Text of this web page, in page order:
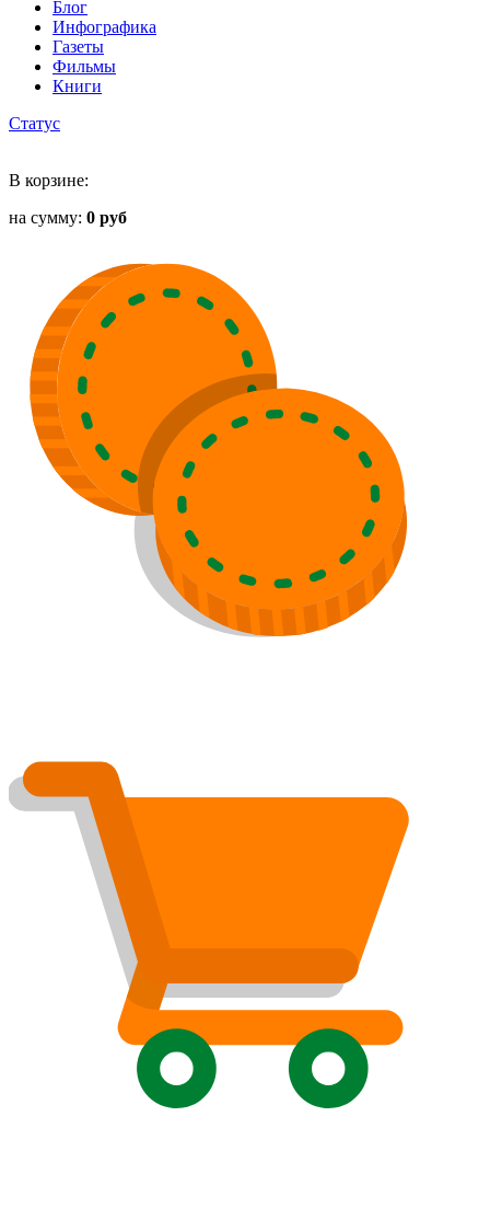
Блог
Инфографика
Газеты
Фильмы
Книги
Статус
В корзине:
на сумму: 0 руб